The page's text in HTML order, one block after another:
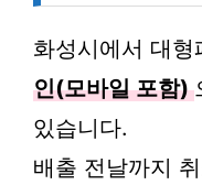
화성시에서 대형
인(모바일 포함)
있습니다.
배출 전날까지